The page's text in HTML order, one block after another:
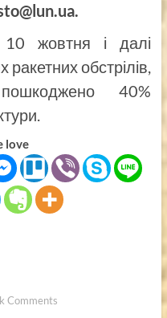
жовтня і далі
обстрілів,
40%
love
Comments